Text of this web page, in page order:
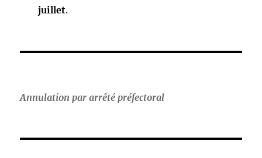
juillet.
Annulation par arrêté préfectoral